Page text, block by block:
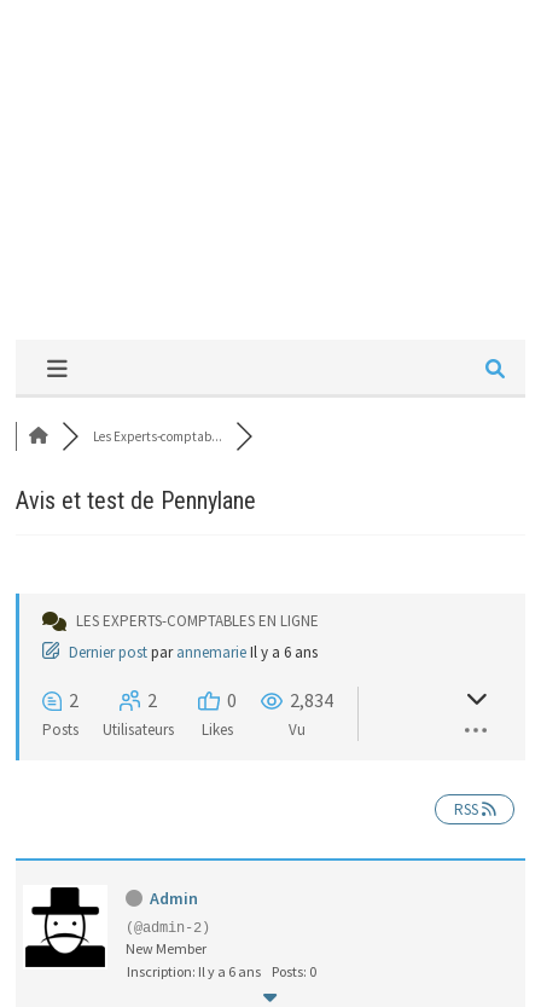
Les Experts-comptab...
Avis et test de Pennylane
LES EXPERTS-COMPTABLES EN LIGNE
Dernier postpar annemarieIl y a 6 ans
2
Posts
2
Utilisateurs
0
Likes
2,834
Vu
RSS
Admin
(@admin-2)
New Member
Inscription: Il y a 6 ans
Posts: 0